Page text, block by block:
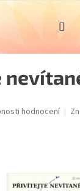
hodnocení